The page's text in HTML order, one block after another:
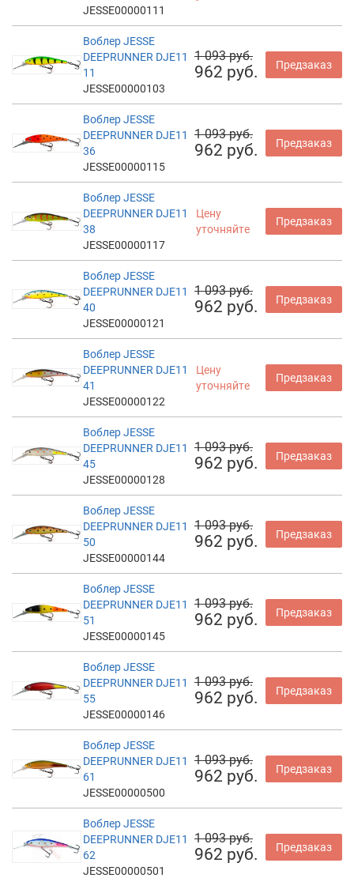
JESSE00000111
Воблер JESSE
DEEPRUNNER DJE11
11
JESSE00000103
1 093 руб.
962 руб. Предзаказ
Воблер JESSE
DEEPRUNNER DJE11
36
JESSE00000115
1 093 руб.
962 руб. Предзаказ
Воблер JESSE
DEEPRUNNER DJE11
38
JESSE00000117
Цену
уточняйте
Предзаказ
Воблер JESSE
DEEPRUNNER DJE11
40
JESSE00000121
1 093 руб.
962 руб. Предзаказ
Воблер JESSE
DEEPRUNNER DJE11
41
JESSE00000122
Цену
уточняйте
Предзаказ
Воблер JESSE
DEEPRUNNER DJE11
45
JESSE00000128
1 093 руб.
962 руб. Предзаказ
Воблер JESSE
DEEPRUNNER DJE11
50
JESSE00000144
1 093 руб.
962 руб. Предзаказ
Воблер JESSE
DEEPRUNNER DJE11
51
JESSE00000145
1 093 руб.
962 руб. Предзаказ
Воблер JESSE
DEEPRUNNER DJE11
55
JESSE00000146
1 093 руб.
962 руб. Предзаказ
Воблер JESSE
DEEPRUNNER DJE11
61
JESSE00000500
1 093 руб.
962 руб. Предзаказ
Воблер JESSE
DEEPRUNNER DJE11
62
JESSE00000501
1 093 руб.
962 руб. Предзаказ